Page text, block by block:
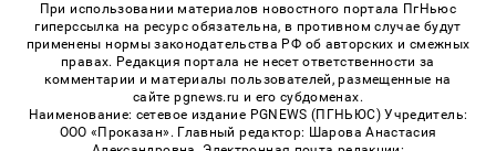
При использовании материалов новостного портала ПгНьюс
гиперссылка на ресурс обязательна, в противном случае будут
применены нормы законодательства РФ об авторских и смежных
правах. Редакция портала не несет ответственности за
комментарии и материалы пользователей, размещенные на
сайте pgnews.ru и его субдоменах.
Наименование: сетевое издание PGNEWS (ПГНЬЮС) Учредитель:
ООО «Проказан». Главный редактор: Шарова Анастасия